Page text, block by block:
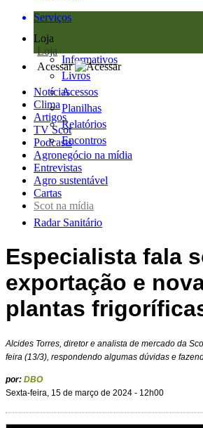
Serviços
Loja
Loja
Informativos
Livros
Acessos
Planilhas
Relatórios
Encontros
Acessar
Notícias
Clima
Artigos
TV Scot
Podcasts
Agronegócio na mídia
Entrevistas
Agro sustentável
Cartas
Scot na mídia
Radar Sanitário
Especialista fala
exportação e
plantas
Alcides Torres, diretor e analista de mercado da
feira (13/3), respondendo algumas dúvidas e
por: DBO
Sexta-feira, 15 de março de 2024 - 12h00